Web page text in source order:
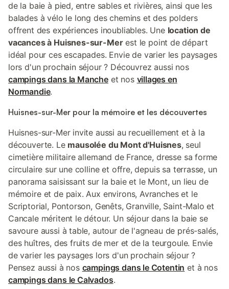
de la baie à pied, entre sables et rivières, ainsi que les
balades à vélo le long des chemins et des polders
offrent des expériences inoubliables. Une location de
vacances à Huisnes-sur-Merest le point de départ
idéal pour ces escapades. Envie de varier les paysages
lors d'un prochain séjour ? Découvrez aussi nos
campings dans la Mancheet nos villages en
Normandie.
Huisnes-sur-Mer pour la mémoire et les découvertes
Huisnes-sur-Mer invite aussi au recueillement et à la
découverte. Le mausolée du Mont d'Huisnes, seul
cimetière militaire allemand de France, dresse sa forme
circulaire sur une colline et offre, depuis sa terrasse, un
panorama saisissant sur la baie et le Mont, un lieu de
mémoire et de paix. Aux environs, Avranches et le
Scriptorial, Pontorson, Genêts, Granville, Saint-Malo et
Cancale méritent le détour. Un séjour dans la baie se
savoure aussi à table, autour de l'agneau de prés-salés,
des huîtres, des fruits de mer et de la teurgoule. Envie
de varier les paysages lors d'un prochain séjour ?
Pensez aussi à nos campings dans le Cotentin et à nos
campings dans le Calvados.